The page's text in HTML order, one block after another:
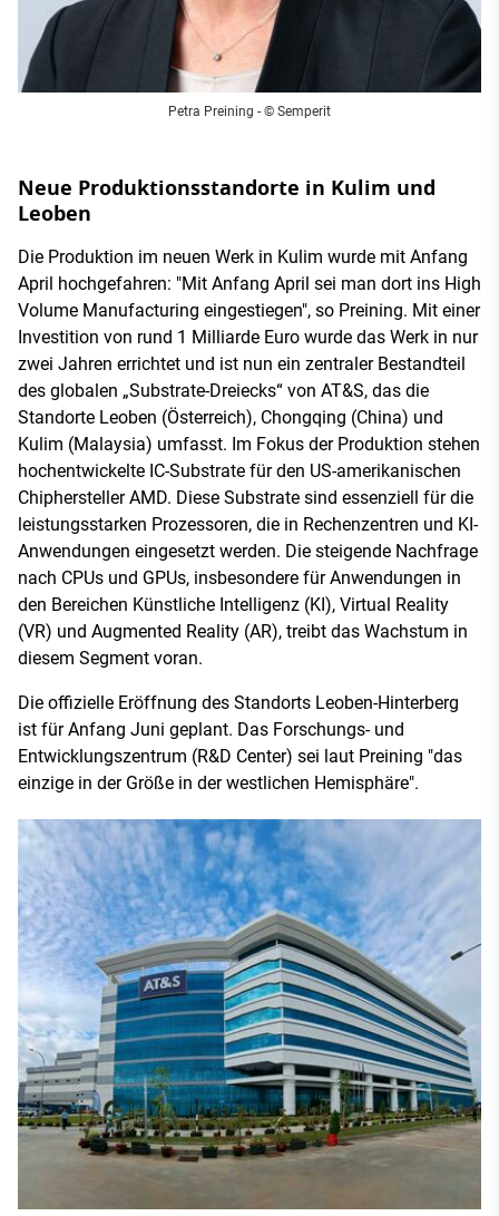
Petra Preining - © Semperit
Neue Produktionsstandorte in Kulim und
Leoben
Die Produktion im neuen Werk in Kulim wurde mit Anfang
April hochgefahren: "Mit Anfang April sei man dort ins High
Volume Manufacturing eingestiegen", so Preining. Mit einer
Investition von rund 1 Milliarde Euro wurde das Werk in nur
zwei Jahren errichtet und ist nun ein zentraler Bestandteil
des globalen „Substrate-Dreiecks“ von AT&S, das die
Standorte Leoben (Österreich), Chongqing (China) und
Kulim (Malaysia) umfasst. Im Fokus der Produktion stehen
hochentwickelte IC-Substrate für den US-amerikanischen
Chiphersteller AMD. Diese Substrate sind essenziell für die
leistungsstarken Prozessoren, die in Rechenzentren und KI-
Anwendungen eingesetzt werden. Die steigende Nachfrage
nach CPUs und GPUs, insbesondere für Anwendungen in
den Bereichen Künstliche Intelligenz (KI), Virtual Reality
(VR) und Augmented Reality (AR), treibt das Wachstum in
diesem Segment voran.
Die offizielle Eröffnung des Standorts Leoben-Hinterberg
ist für Anfang Juni geplant. Das Forschungs- und
Entwicklungszentrum (R&D Center) sei laut Preining "das
einzige in der Größe in der westlichen Hemisphäre".